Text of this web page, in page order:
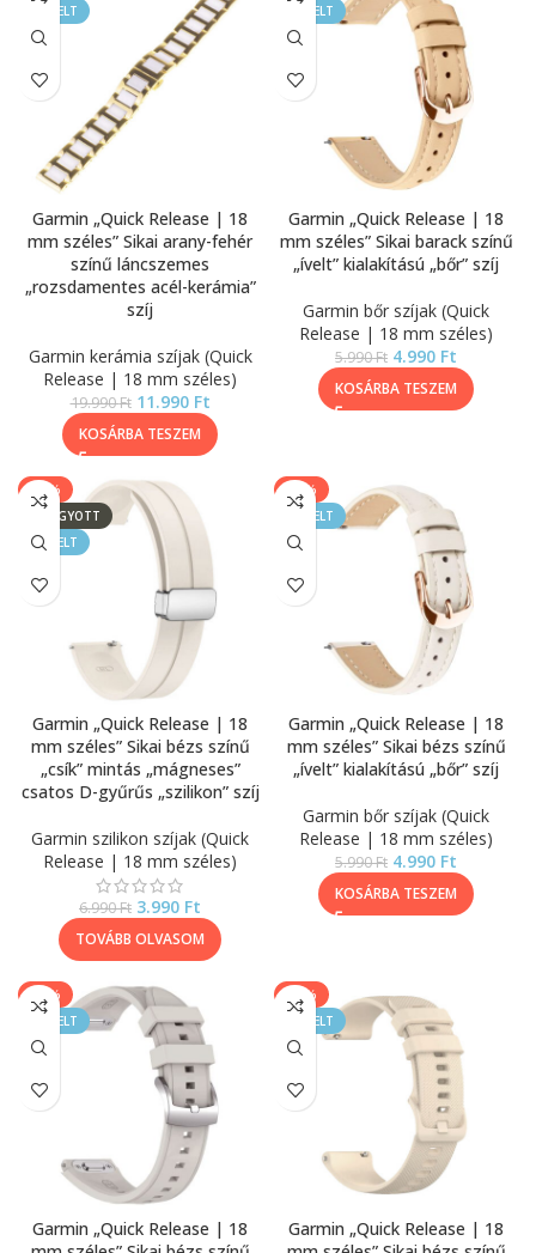
KIEMELT
Garmin „Quick Release | 18
mm széles” Sikai arany-fehér
színű láncszemes
„rozsdamentes acél-kerámia”
szíj
Garmin kerámia szíjak (Quick
Release | 18 mm széles)
19.990Ft 11.990 Ft
KOSÁRBA TESZEM
KIEMELT
Garmin „Quick Release | 18
mm széles” Sikai barack színű
„ívelt” kialakítású „bőr” szíj
Garmin bőr szíjak (Quick
Release | 18 mm széles)
5.990Ft 4.990 Ft
KOSÁRBA TESZEM
-43%
ELFOGYOTT
KIEMELT
Garmin „Quick Release | 18
mm széles” Sikai bézs színű
„csík” mintás „mágneses”
csatos D-gyűrűs „szilikon” szíj
Garmin szilikon szíjak (Quick
Release | 18 mm széles)
6.990Ft 3.990 Ft
TOVÁBB OLVASOM
-17%
KIEMELT
Garmin „Quick Release | 18
mm széles” Sikai bézs színű
„ívelt” kialakítású „bőr” szíj
Garmin bőr szíjak (Quick
Release | 18 mm széles)
5.990Ft 4.990 Ft
KOSÁRBA TESZEM
-20%
KIEMELT
Garmin „Quick Release | 18
-40%
KIEMELT
Garmin „Quick Release | 18